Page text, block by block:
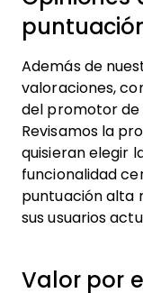
Además de
valoraciones,
del promotor de
Revisamos la
quisieran elegir
funcionalidad
puntuación alta
sus usuarios
Valor por